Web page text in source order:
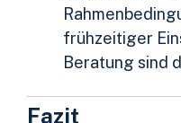
frühzeitiger
Beratung sind
Fazit